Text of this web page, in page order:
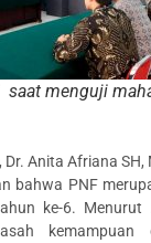
saat menguji
Dr. Anita Afriana
bahwa PNF
ke-6. Menurut
kemampuan